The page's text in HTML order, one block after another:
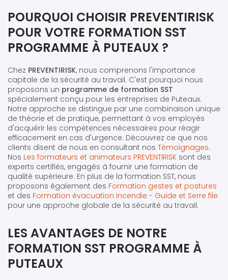
POURQUOI CHOISIR PREVENTIRISK
POUR VOTRE FORMATION SST
PROGRAMME À PUTEAUX ?
Chez PREVENTIRISK, nous comprenons l'importance
capitale de la sécurité au travail. C'est pourquoi nous
proposons un programme de formation SST
spécialement conçu pour les entreprises de Puteaux.
Notre approche se distingue par une combinaison unique
de théorie et de pratique, permettant à vos employés
d'acquérir les compétences nécessaires pour réagir
efficacement en cas d'urgence. Découvrez ce que nos
clients disent de nous en consultant nos Témoignages.
Nos Les formateurs et animateurs PREVENTIRISK sont des
experts certifiés, engagés à fournir une formation de
qualité supérieure. En plus de la formation SST, nous
proposons également des Formation gestes et postures
et des Formation évacuation incendie - Guide et Serre file
pour une approche globale de la sécurité au travail.
LES AVANTAGES DE NOTRE
FORMATION SST PROGRAMME À
PUTEAUX